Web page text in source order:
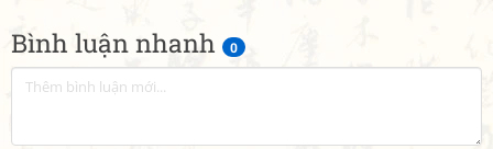
Bình luận nhanh 0